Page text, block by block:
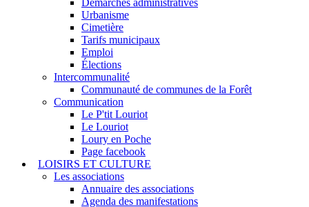
Démarches administratives
Urbanisme
Cimetière
Tarifs municipaux
Emploi
Élections
Intercommunalité
Communauté de communes de la Forêt
Communication
Le P'tit Louriot
Le Louriot
Loury en Poche
Page facebook
LOISIRS ET CULTURE
Les associations
Annuaire des associations
Agenda des manifestations